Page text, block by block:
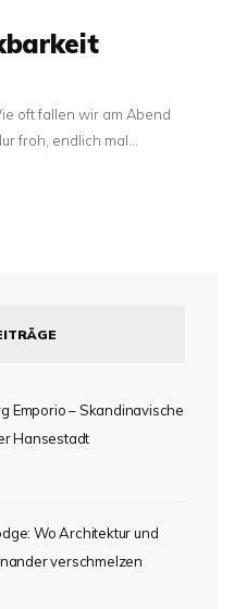
oft fallen wir am Abend
froh, endlich mal…
Emporio – Skandinavische
Hansestadt
Wo Architektur und
verschmelzen